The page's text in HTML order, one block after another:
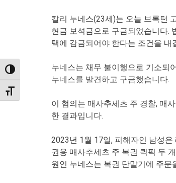
TOGGLE HIGH CONTRAST
TOGGLE FONT SIZE
칼리 누네스(23세)는 오늘 브록턴
현금 보석금으로 구금되었습니다.
택에 감금되어야 한다는 조건을 내
누네스는 채무 불이행으로 기소되
누네스를 발견하고 구금했습니다.
이 혐의는 매사추세츠 주 경찰, 매
한 결과입니다.
2023년 1월 17일, 피해자인 남성
권용 매사추세츠 주 복권 퀵픽 두
원인 누네스는 복권 단말기에 주